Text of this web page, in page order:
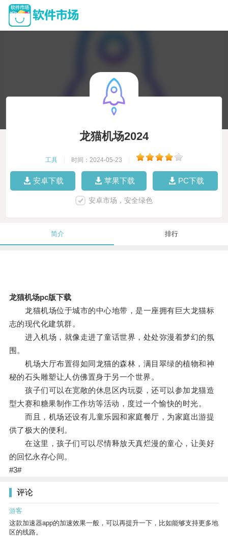
龙猫机场2024
工具 时间：2024-05-23
安卓下载 苹果下载 PC下载
安卓市场，安全绿色
简介 排行
龙猫机场pc版下载
龙猫机场位于城市的中心地带，是一座拥有巨大龙猫标
志的现代化建筑群。
进入机场，就像走进了童话世界，处处弥漫着梦幻的氛
围。
机场大厅布置得如同龙猫的森林，满目翠绿的植物和神
秘的石头雕塑让人仿佛置身于另一个世界。
孩子们可以在宽敞的休息区内玩耍，还可以参加龙猫造
型大赛和糖果制作工作坊等活动，度过一个愉快的时光。
而且，机场还设有儿童乐园和家庭餐厅，为家庭出游提
供了极大的便利。
在这里，孩子们可以尽情释放天真烂漫的童心，让美好
的回忆永存心间。
#3#
评论
游客
这款加速器app的加速效果一般，可以再提升一下，比如能够支持更多地
区的线路。